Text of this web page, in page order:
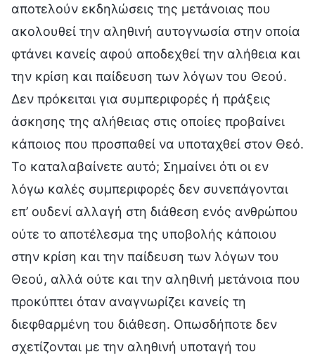
αποτελούν εκδηλώσεις της μετάνοιας που
ακολουθεί την αληθινή αυτογνωσία στην οποία
φτάνει κανείς αφού αποδεχθεί την αλήθεια και
την κρίση και παίδευση των λόγων του Θεού.
Δεν πρόκειται για συμπεριφορές ή πράξεις
άσκησης της αλήθειας στις οποίες προβαίνει
κάποιος που προσπαθεί να υποταχθεί στον Θεό.
Το καταλαβαίνετε αυτό; Σημαίνει ότι οι εν
λόγω καλές συμπεριφορές δεν συνεπάγονται
επ’ ουδενί αλλαγή στη διάθεση ενός ανθρώπου
ούτε το αποτέλεσμα της υποβολής κάποιου
στην κρίση και την παίδευση των λόγων του
Θεού, αλλά ούτε και την αληθινή μετάνοια που
προκύπτει όταν αναγνωρίζει κανείς τη
διεφθαρμένη του διάθεση. Οπωσδήποτε δεν
σχετίζονται με την αληθινή υποταγή του